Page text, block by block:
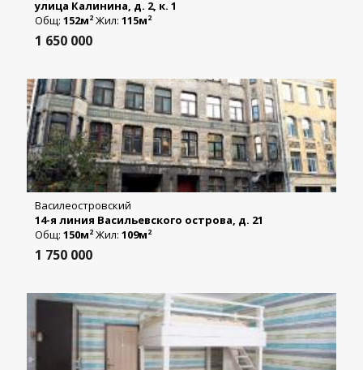
улица Калинина, д. 2, к. 1
Общ: 152м2 Жил: 115м2
1 650 000
Василеостровский
14-я линия Васильевского острова, д. 21
Общ: 150м2 Жил: 109м2
1 750 000